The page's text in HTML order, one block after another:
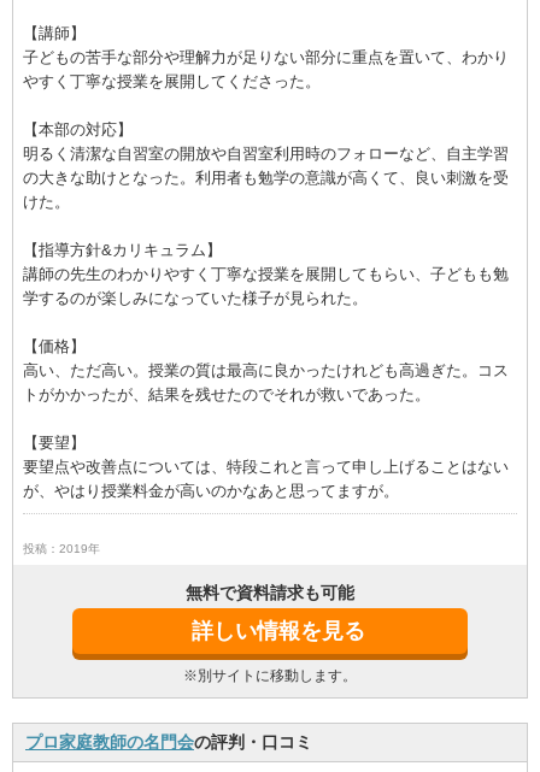
【講師】
子どもの苦手な部分や理解力が足りない部分に重点を置いて、わかり
やすく丁寧な授業を展開してくださった。
【本部の対応】
明るく清潔な自習室の開放や自習室利用時のフォローなど、自主学習
の大きな助けとなった。利用者も勉学の意識が高くて、良い刺激を受
けた。
【指導方針&カリキュラム】
講師の先生のわかりやすく丁寧な授業を展開してもらい、子どもも勉
学するのが楽しみになっていた様子が見られた。
【価格】
高い、ただ高い。授業の質は最高に良かったけれども高過ぎた。コス
トがかかったが、結果を残せたのでそれが救いであった。
【要望】
要望点や改善点については、特段これと言って申し上げることはない
が、やはり授業料金が高いのかなあと思ってますが。
投稿：2019年
無料で資料請求も可能
詳しい情報を見る
※別サイトに移動します。
プロ家庭教師の名門会の評判・口コミ